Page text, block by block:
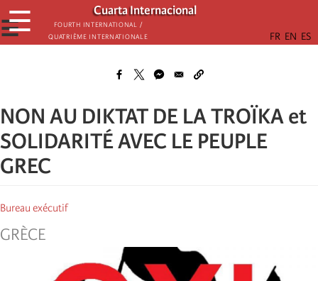
Skip
to
main
Cuarta Internacional
Fourth International /
Quatrième internationale
☰
☰
NON AU DIKTAT DE LA TROÏKA et
SOLIDARITÉ AVEC LE PEUPLE
GREC
Bureau exécutif
GRÈCE